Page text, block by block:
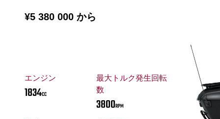
から
¥5 380 000
エンジン
1834CC
最大トルク発生回転
数
3800RPM